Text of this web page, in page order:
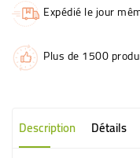
Expédié le jour
Plus de 1500
Description Détails